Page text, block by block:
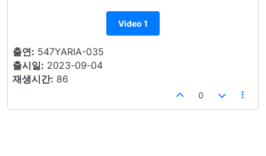
Video 1
출연: 547YARIA-035
출시일: 2023-09-04
재생시간: 86
0